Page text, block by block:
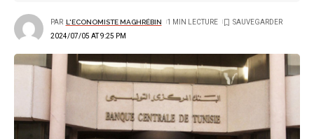
2024/07/05 AT 9:25 PM
PAR L'ECONOMISTE MAGHRÉBIN 1 MIN LECTURE